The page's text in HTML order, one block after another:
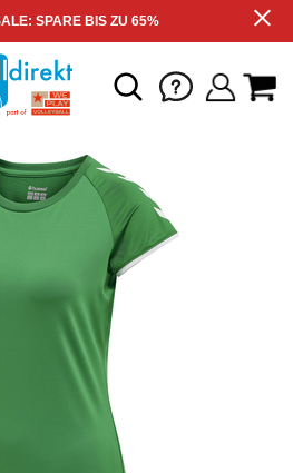
SPARE BIS ZU 65%